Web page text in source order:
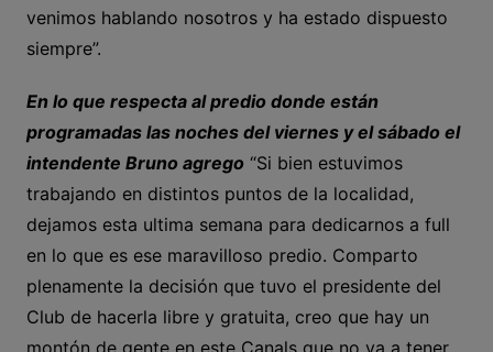
venimos hablando nosotros y ha estado dispuesto
siempre”.
En lo que respecta al predio donde están
programadas las noches del viernes y el sábado el
intendente Bruno agrego “Si bien estuvimos
trabajando en distintos puntos de la localidad,
dejamos esta ultima semana para dedicarnos a full
en lo que es ese maravilloso predio. Comparto
plenamente la decisión que tuvo el presidente del
Club de hacerla libre y gratuita, creo que hay un